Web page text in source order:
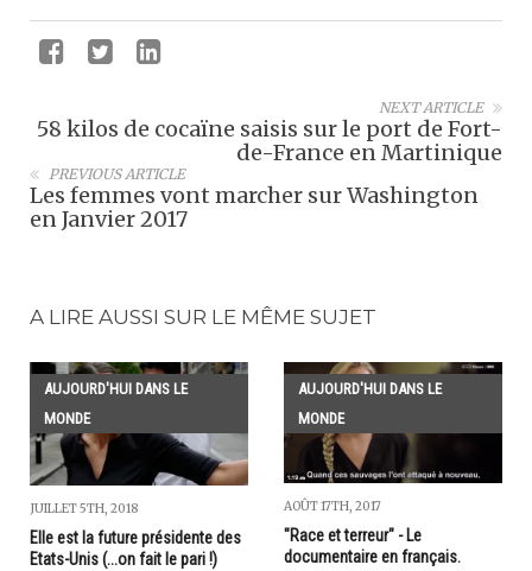
NEXT ARTICLE
58 kilos de cocaïne saisis sur le port de Fort-
de-France en Martinique
PREVIOUS ARTICLE
Les femmes vont marcher sur Washington
en Janvier 2017
A LIRE AUSSI SUR LE MÊME SUJET
AUJOURD'HUI DANS LE
MONDE
JUILLET 5TH, 2018
Elle est la future présidente des
Etats-Unis (...on fait le pari !)
AUJOURD'HUI DANS LE
MONDE
AOÛT 17TH, 2017
"Race et terreur" - Le
documentaire en français.